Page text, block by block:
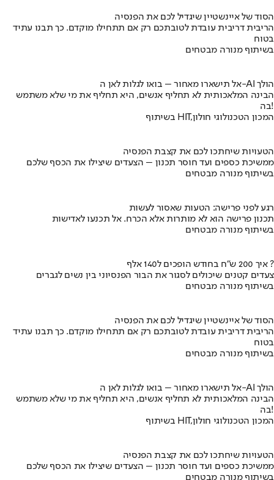
הסוד של איינשטיין שיגדיל לכם את הפנסיה
הריבית דריבית עובדת לטובתכם רק אם תתחילו מוקדם. כך תבנו עתיד
בטוח
בשיתוף מנורה מבטחים
אל תישארו מאחור – בואו לגלות לאן ה-AI הולך
הבינה המלאכותית לא תחליף אנשים, היא תחליף את מי שלא משתמש
בה!
בשיתוף HIT,המכון הטכנולוגי חולון
הטעויות שיחתכו לכם את קצבת הפנסיה
ממשיכת כספים ועד חוסר תכנון – הצעדים שיצילו את הכסף שלכם
בשיתוף מנורה מבטחים
רגע לפני פרישה: הטעות שאסור לעשות
תכנון פרישה הוא לא מותרות אלא הכרח. אל תכנעו לאדישות
בשיתוף מנורה מבטחים
איך 200 ש"ח בחודש הופכים ל140 אלף ?
צעדים קטנים שיכולים לסגור את הבור הפנסיוני בין נשים לגברים
בשיתוף מנורה מבטחים
הסוד של איינשטיין שיגדיל לכם את הפנסיה
הריבית דריבית עובדת לטובתכם רק אם תתחילו מוקדם. כך תבנו עתיד
בטוח
בשיתוף מנורה מבטחים
אל תישארו מאחור – בואו לגלות לאן ה-AI הולך
הבינה המלאכותית לא תחליף אנשים, היא תחליף את מי שלא משתמש
בה!
בשיתוף HIT,המכון הטכנולוגי חולון
הטעויות שיחתכו לכם את קצבת הפנסיה
ממשיכת כספים ועד חוסר תכנון – הצעדים שיצילו את הכסף שלכם
בשיתוף מנורה מבטחים